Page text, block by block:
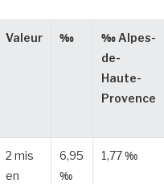
Valeur ‰
‰ Alpes-
de-
Haute-
Provence
2 mis
en
6,95
‰
1,77 ‰